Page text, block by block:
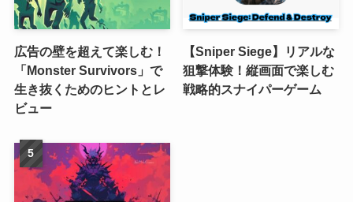
広告の壁を超えて楽しむ！
「Monster Survivors」で
生き抜くためのヒントとレ
ビュー
【Sniper Siege】リアルな
狙撃体験！縦画面で楽しむ
戦略的スナイパーゲーム